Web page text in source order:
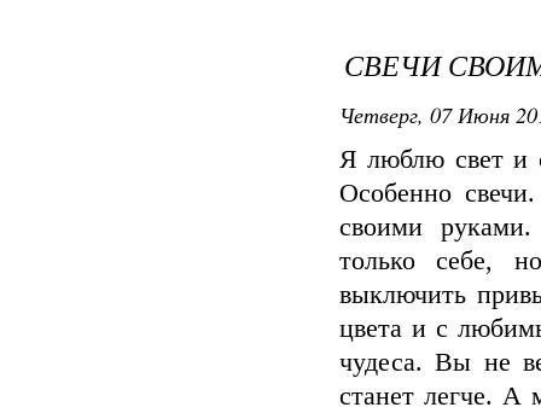
СВЕЧИ
Четверг, 07 Июня
Я люблю свет и
Особенно
своими
только себе,
выключить
цвета и с
чудеса. Вы не
станет легче.